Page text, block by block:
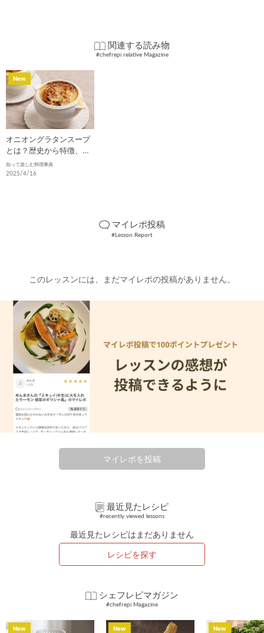
関連する読み物
#chefrepi relative Magazine
オニオングラタンスープ
とは？歴史から特徴、美
味しさの秘密まで徹底解
説
知って楽しむ料理事典
2025/4/16
New
マイレポ投稿
#Lesson Report
このレッスンには、まだマイレポの投稿がありません。
マイレポを投稿
最近見たレシピ
#recently viewed lessons
最近見たレシピはまだありません
レシピを探す
シェフレピマガジン
#chefrepi Magazine
New New New